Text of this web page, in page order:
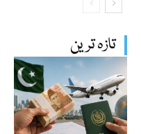
تازہ ترین